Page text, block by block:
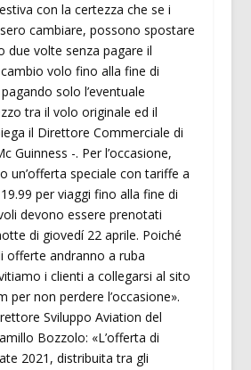
con la certezza che se i
cambiare, possono spostare
due volte senza pagare il
volo fino alla fine di
solo l’eventuale
tra il volo originale ed il
il Direttore Commerciale di
Guinness -. Per l’occasione,
un’offerta speciale con tariffe a
per viaggi fino alla fine di
devono essere prenotati
di giovedí 22 aprile. Poiché
offerte andranno a ruba
i clienti a collegarsi al sito
per non perdere l’occasione».
Sviluppo Aviation del
Bozzolo: «L’offerta di
2021, distribuita tra gli